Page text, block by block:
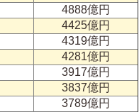
4888億円
4425億円
4319億円
4281億円
3917億円
3837億円
3789億円